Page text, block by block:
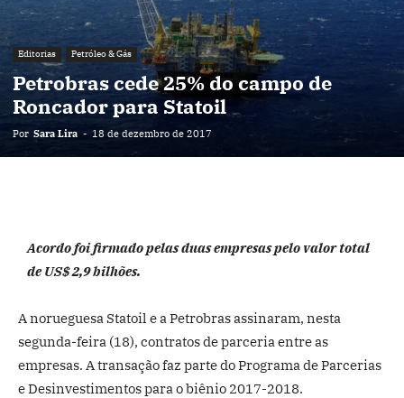
Editorias Petróleo & Gás
Petrobras cede 25% do campo de
Roncador para Statoil
Por Sara Lira - 18 de dezembro de 2017
Acordo foi firmado pelas duas empresas pelo valor total
de US$ 2,9 bilhões.
A norueguesa Statoil e a Petrobras assinaram, nesta
segunda-feira (18), contratos de parceria entre as
empresas. A transação faz parte do Programa de Parcerias
e Desinvestimentos para o biênio 2017-2018.